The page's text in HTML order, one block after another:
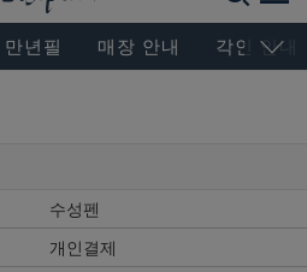
SINCE 2004
만년필 매장 안내 각인 안내
수성펜
개인결제